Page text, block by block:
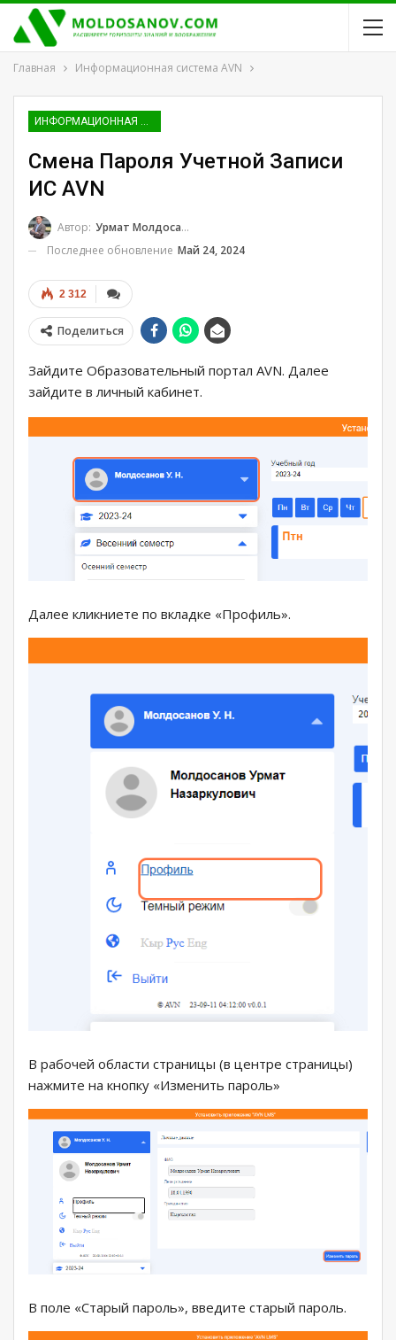
Главная Информационная система AVN
ИНФОРМАЦИОННАЯ СИСТЕМА AVN
Смена Пароля Учетной Записи
ИС AVN
Автор: Урмат Молдосанов
Последнее обновление Май 24, 2024
2 312
Поделиться
Зайдите Oбразовательный портал AVN. Далее
зайдите в личный кабинет.
Далее кликниете по вкладке «Профиль».
В рабочей области страницы (в центре страницы)
нажмите на кнопку «Изменить пароль»
В поле «Старый пароль», введите старый пароль.